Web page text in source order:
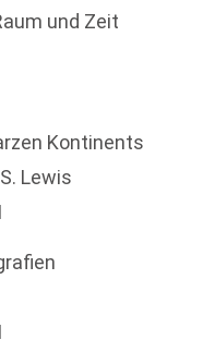
und Zeit
Kontinents
Lewis